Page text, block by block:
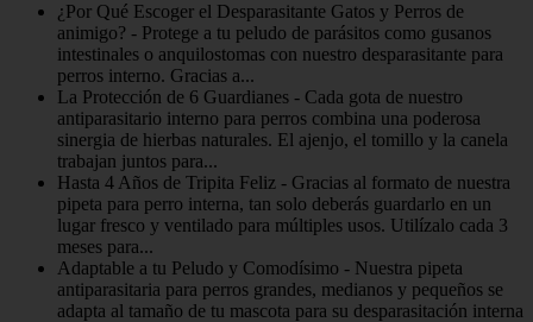
¿Por Qué Escoger el Desparasitante Gatos y Perros de
animigo? - Protege a tu peludo de parásitos como gusanos
intestinales o anquilostomas con nuestro desparasitante para
perros interno. Gracias a...
La Protección de 6 Guardianes - Cada gota de nuestro
antiparasitario interno para perros combina una poderosa
sinergia de hierbas naturales. El ajenjo, el tomillo y la canela
trabajan juntos para...
Hasta 4 Años de Tripita Feliz - Gracias al formato de nuestra
pipeta para perro interna, tan solo deberás guardarlo en un
lugar fresco y ventilado para múltiples usos. Utilízalo cada 3
meses para...
Adaptable a tu Peludo y Comodísimo - Nuestra pipeta
antiparasitaria para perros grandes, medianos y pequeños se
adapta al tamaño de tu mascota para su desparasitación interna